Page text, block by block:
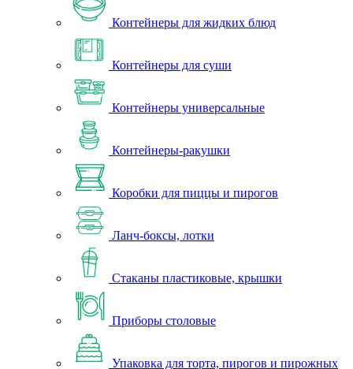
Контейнеры для жидких блюд
Контейнеры для суши
Контейнеры универсальные
Контейнеры-ракушки
Коробки для пиццы и пирогов
Ланч-боксы, лотки
Стаканы пластиковые, крышки
Приборы столовые
Упаковка для торта, пирогов и пирожных